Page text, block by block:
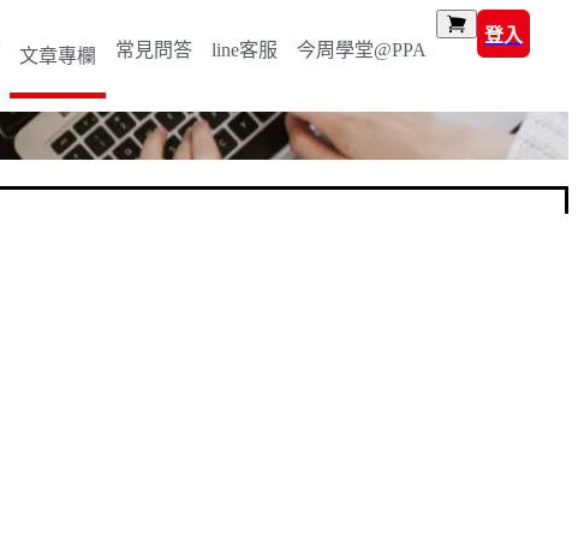
文章專欄 常見問答 line客服 今周學堂@PPA
登入